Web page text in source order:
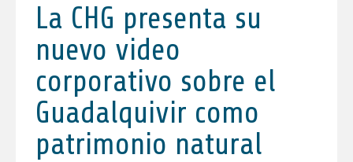
La CHG presenta su
nuevo video
corporativo sobre el
Guadalquivir como
patrimonio natural